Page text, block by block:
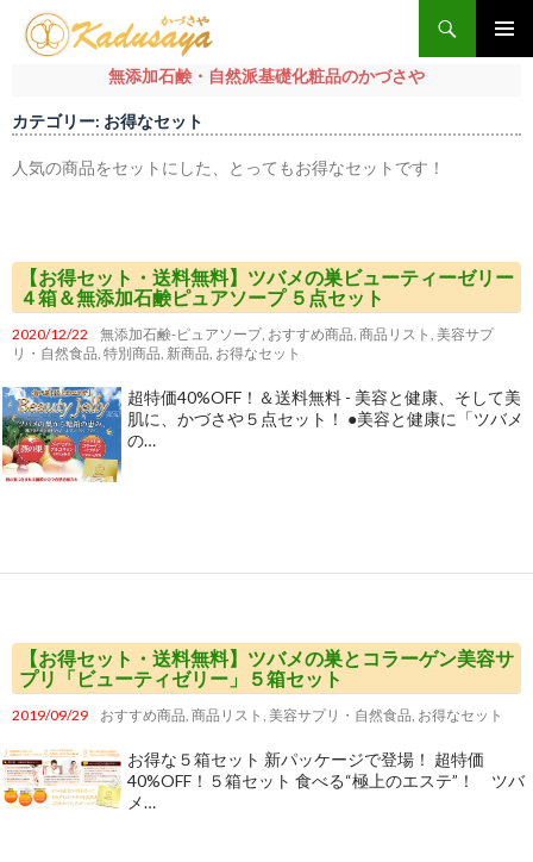
無添加石鹸・自然派基礎化粧品のかづさや
コ
ン
テ
ス
キ
ッ
プ
カテゴリー: お得なセット
人気の商品をセットにした、とってもお得なセットです！
【お得セット・送料無料】ツバメの巣ビューティーゼリー
４箱＆無添加石鹸ピュアソープ ５点セット
2020/12/22 無添加石鹸-ピュアソープ, おすすめ商品, 商品リスト , 美容サプ
リ・自然食品, 特別商品, 新商品, お得なセット
超特価40%OFF！＆送料無料 - 美容と健康、そして美
肌に、かづさや５点セット！ ●美容と健康に「ツバメ
の…
【お得セット・送料無料】ツバメの巣とコラーゲン美容サ
プリ「ビューティゼリー」５箱セット
2019/09/29 おすすめ商品, 商品リスト , 美容サプリ・自然食品, お得なセット
お得な５箱セット 新パッケージで登場！ 超特価
40%OFF！５箱セット 食べる“極上のエステ”！ ツバ
メ…